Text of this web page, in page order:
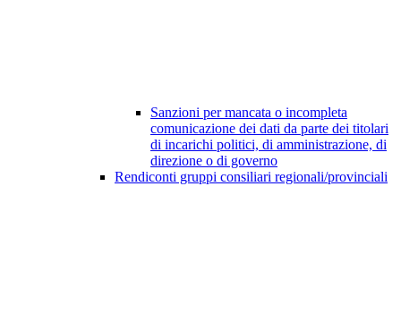
Sanzioni per mancata o incompleta
comunicazione dei dati da parte dei titolari
di incarichi politici, di amministrazione, di
direzione o di governo
Rendiconti gruppi consiliari regionali/provinciali